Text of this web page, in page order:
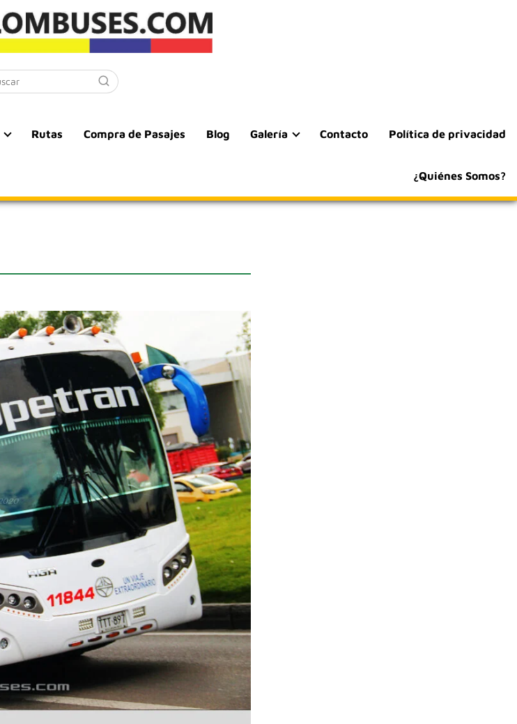
Rutas Compra de Pasajes Blog Galería Contacto Política de privacidad
¿Quiénes Somos?